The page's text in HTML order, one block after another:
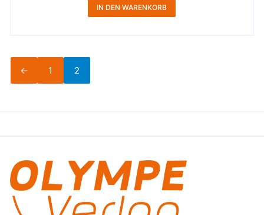
IN DEN WARENKORB
← 1 2